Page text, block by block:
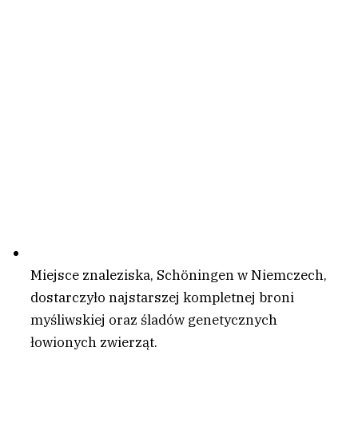
Miejsce znaleziska, Schöningen w Niemczech,
dostarczyło najstarszej kompletnej broni
myśliwskiej oraz śladów genetycznych
łowionych zwierząt.